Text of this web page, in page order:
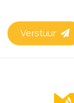
Verstuur